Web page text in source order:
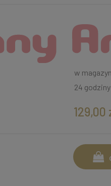
w
24 godziny
129,00